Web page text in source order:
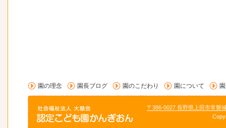
園の理念 園長ブログ 園のこだわり 園について
〒386-0027 長野県上田市常磐